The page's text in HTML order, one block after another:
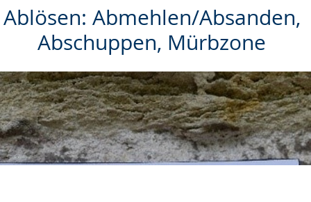
Ablösen: Abmehlen/Absanden,
Abschuppen, Mürbzone